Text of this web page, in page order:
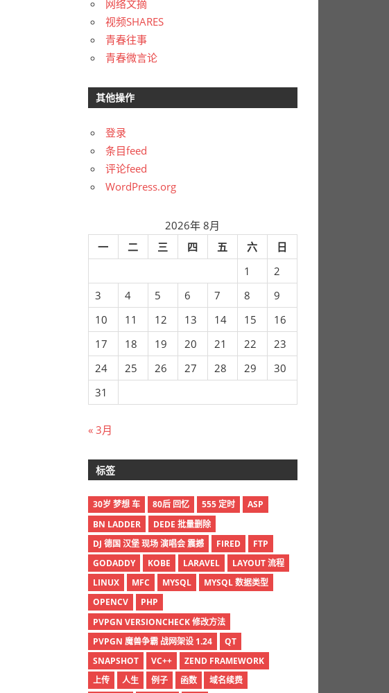
网络文摘
视频SHARES
青春往事
青春微言论
其他操作
登录
条目feed
评论feed
WordPress.org
2026年 8月
一
二 三 四 五 六
日
1
2
3
4 5 6 7 8
9
10
11 12 13 14 15
16
17
18 19 20 21 22
23
24
25 26 27 28 29
30
31
« 3月
标签
30岁 梦想 车 80后 回忆 555 定时
ASP
BN LADDER
DEDE 批量删除
DJ 德国 汉堡 现场 演唱会 震撼
FIRED
FTP
GODADDY
KOBE LARAVEL
LAYOUT 流程
LINUX
MFC MYSQL
MYSQL 数据类型
OPENCV
PHP
PVPGN VERSIONCHECK 修改方法
PVPGN 魔兽争霸 战网架设 1.24
QT
SNAPSHOT
VC++
ZEND FRAMEWORK
上传
人生 例子 函数
域名续费